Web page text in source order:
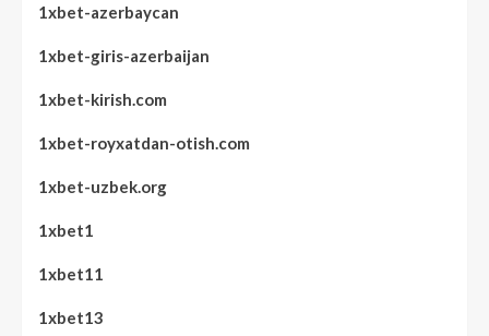
1xbet-azerbaycan
1xbet-giris-azerbaijan
1xbet-kirish.com
1xbet-royxatdan-otish.com
1xbet-uzbek.org
1xbet1
1xbet11
1xbet13